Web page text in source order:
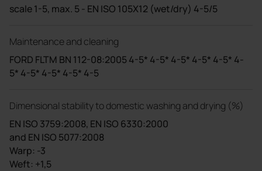
scale 1-5, max. 5 - EN ISO 105X12 (wet/dry) 4-5/5
Maintenance and cleaning
FORD FLTM BN 112-08:2005 4-5* 4-5* 4-5* 4-5* 4-5* 4-
5* 4-5* 4-5* 4-5* 4-5
Dimensional stability to domestic washing and drying (%)
EN ISO 3759:2008, EN ISO 6330:2000
and EN ISO 5077:2008
Warp: -3
Weft: +1,5